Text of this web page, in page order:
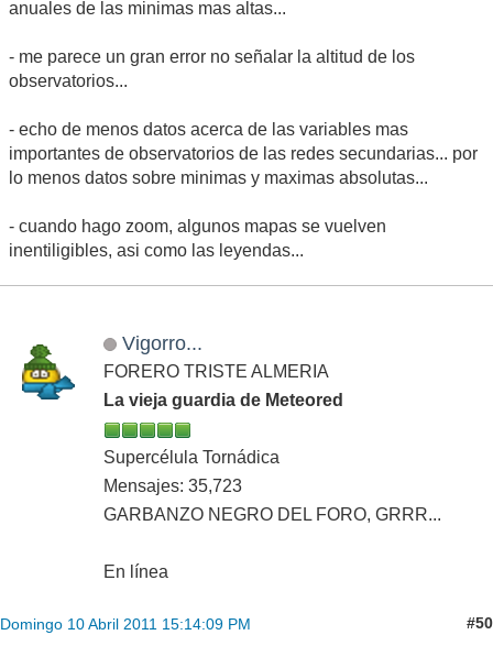
anuales de las minimas mas altas...
- me parece un gran error no señalar la altitud de los
observatorios...
- echo de menos datos acerca de las variables mas
importantes de observatorios de las redes secundarias... por
lo menos datos sobre minimas y maximas absolutas...
- cuando hago zoom, algunos mapas se vuelven
inentiligibles, asi como las leyendas...
Vigorro...
FORERO TRISTE ALMERIA
La vieja guardia de Meteored
Supercélula Tornádica
Mensajes: 35,723
GARBANZO NEGRO DEL FORO, GRRR...
En línea
Domingo 10 Abril 2011 15:14:09 PM #50